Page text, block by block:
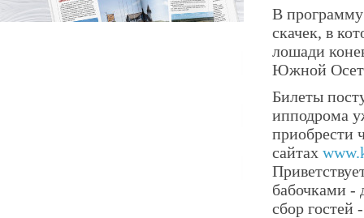
В программу
скачек, в
лошади
Южной
Билеты
ипподрома
приобрести
сайтах
бабочками -
сбор гостей